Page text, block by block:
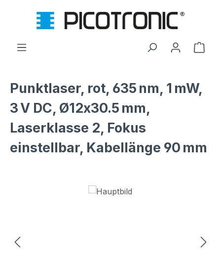
Zum Hauptinhalt springen
Punktlaser, rot, 635 nm, 1 mW,
3 V DC, Ø12x30.5 mm,
Laserklasse 2, Fokus
einstellbar, Kabellänge 90 mm
Bildergalerie überspringen